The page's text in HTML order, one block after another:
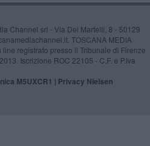
Channel srl - Via Dei Martelli, 8 - 50129
TOSCANA MEDIA
line registrato presso il Tribunale di Firenze
Iscrizione ROC 22105 - C.F. e P.Iva
M5UXCR1 | Privacy Nielsen